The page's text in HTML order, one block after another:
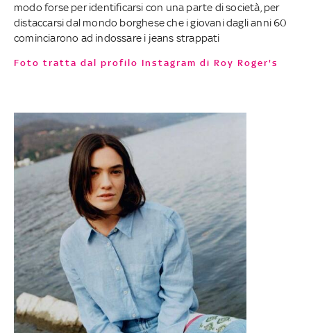
modo forse per identificarsi con una parte di società, per
distaccarsi dal mondo borghese che i giovani dagli anni 60
cominciarono ad indossare i jeans strappati
Foto tratta dal profilo Instagram di Roy Roger's